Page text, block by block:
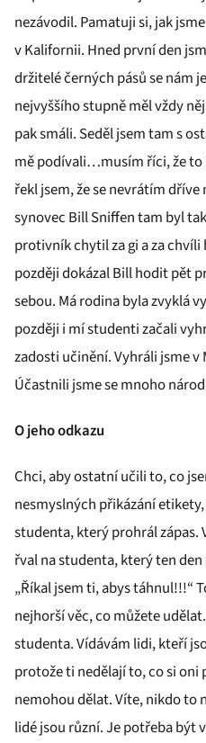
nezávodil. Pamatuji si, jak
v Kalifornii. Hned první den
držitelé černých pásů se nám
nejvyššího stupně měl vždy
pak smáli. Seděl jsem tam s
mě podívali…musím říci, že to
řekl jsem, že se nevrátím dříve
synovec Bill Sniffen tam byl
protivník chytil za gi a za
později dokázal Bill hodit pět
sebou. Má rodina byla zvyklá
později i mí studenti začali
zadosti učinění. Vyhráli jsme v
Účastnili jsme se mnoho
O jeho odkazu
Chci, aby ostatní učili to, co
nesmyslných přikázání
studenta, který prohrál zápas.
řval na studenta, který ten
„Říkal jsem ti, abys táhnul!!!“
nejhorší věc, co můžete
studenta. Vídávám lidi, kteří
protože ti nedělají to, co si oni
nemohou dělat. Víte, nikdo to
lidé jsou různí. Je potřeba